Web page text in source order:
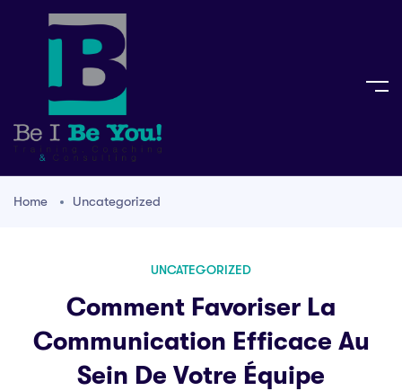
Home Uncategorized
UNCATEGORIZED
Comment Favoriser La
Communication Efficace Au
Sein De Votre Équipe